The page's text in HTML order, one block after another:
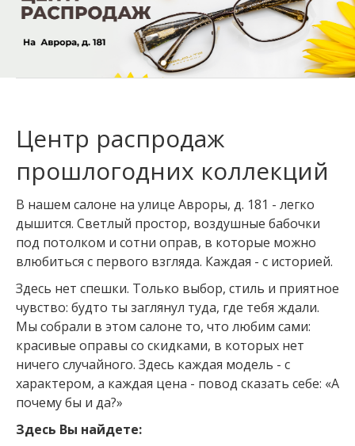
Центр распродаж
прошлогодних коллекций
В нашем салоне на улице Авроры, д. 181 - легко
дышится. Светлый простор, воздушные бабочки
под потолком и сотни оправ, в которые можно
влюбиться с первого взгляда. Каждая - с историей.
Здесь нет спешки. Только выбор, стиль и приятное
чувство: будто ты заглянул туда, где тебя ждали.
Мы собрали в этом салоне то, что любим сами:
красивые оправы со скидками, в которых нет
ничего случайного. Здесь каждая модель - с
характером, а каждая цена - повод сказать себе: «А
почему бы и да?»
Здесь Вы найдете: